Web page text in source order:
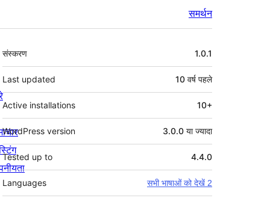
समर्थन
मेटा
संस्करण 1.0.1
Last updated 10 वर्ष पहले
Active installations 10+
WordPress version 3.0.0 या ज्यादा
Tested up to 4.4.0
Languages सभी भाषाओं को देखें 2